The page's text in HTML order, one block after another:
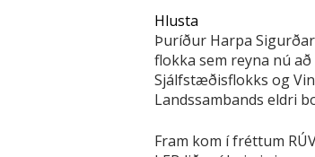
Hlusta
Þuríður Harpa
flokka sem reyna nú
Sjálfstæðisflokks og
Landssambands eldri
Fram kom í fréttum